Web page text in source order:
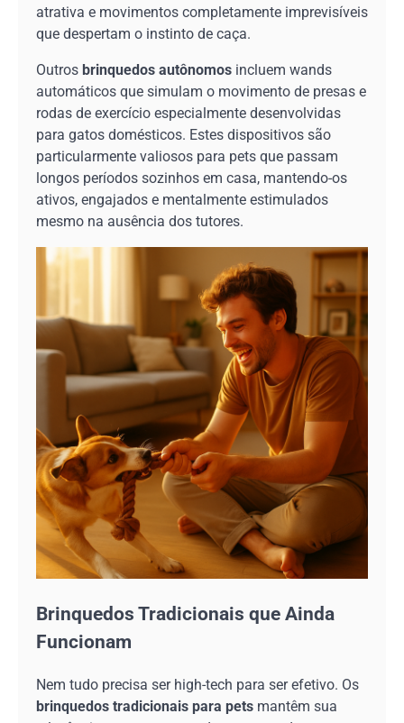
atrativa e movimentos completamente imprevisíveis
que despertam o instinto de caça.
Outros brinquedos autônomos incluem wands
automáticos que simulam o movimento de presas e
rodas de exercício especialmente desenvolvidas
para gatos domésticos. Estes dispositivos são
particularmente valiosos para pets que passam
longos períodos sozinhos em casa, mantendo-os
ativos, engajados e mentalmente estimulados
mesmo na ausência dos tutores.
Brinquedos Tradicionais que Ainda
Funcionam
Nem tudo precisa ser high-tech para ser efetivo. Os
brinquedos tradicionais para pets mantêm sua